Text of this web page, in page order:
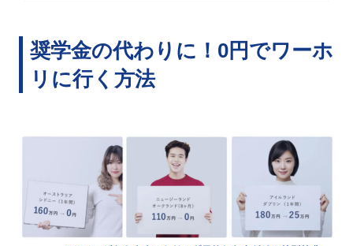
奨学金の代わりに！0円でワーホ
リに行く方法